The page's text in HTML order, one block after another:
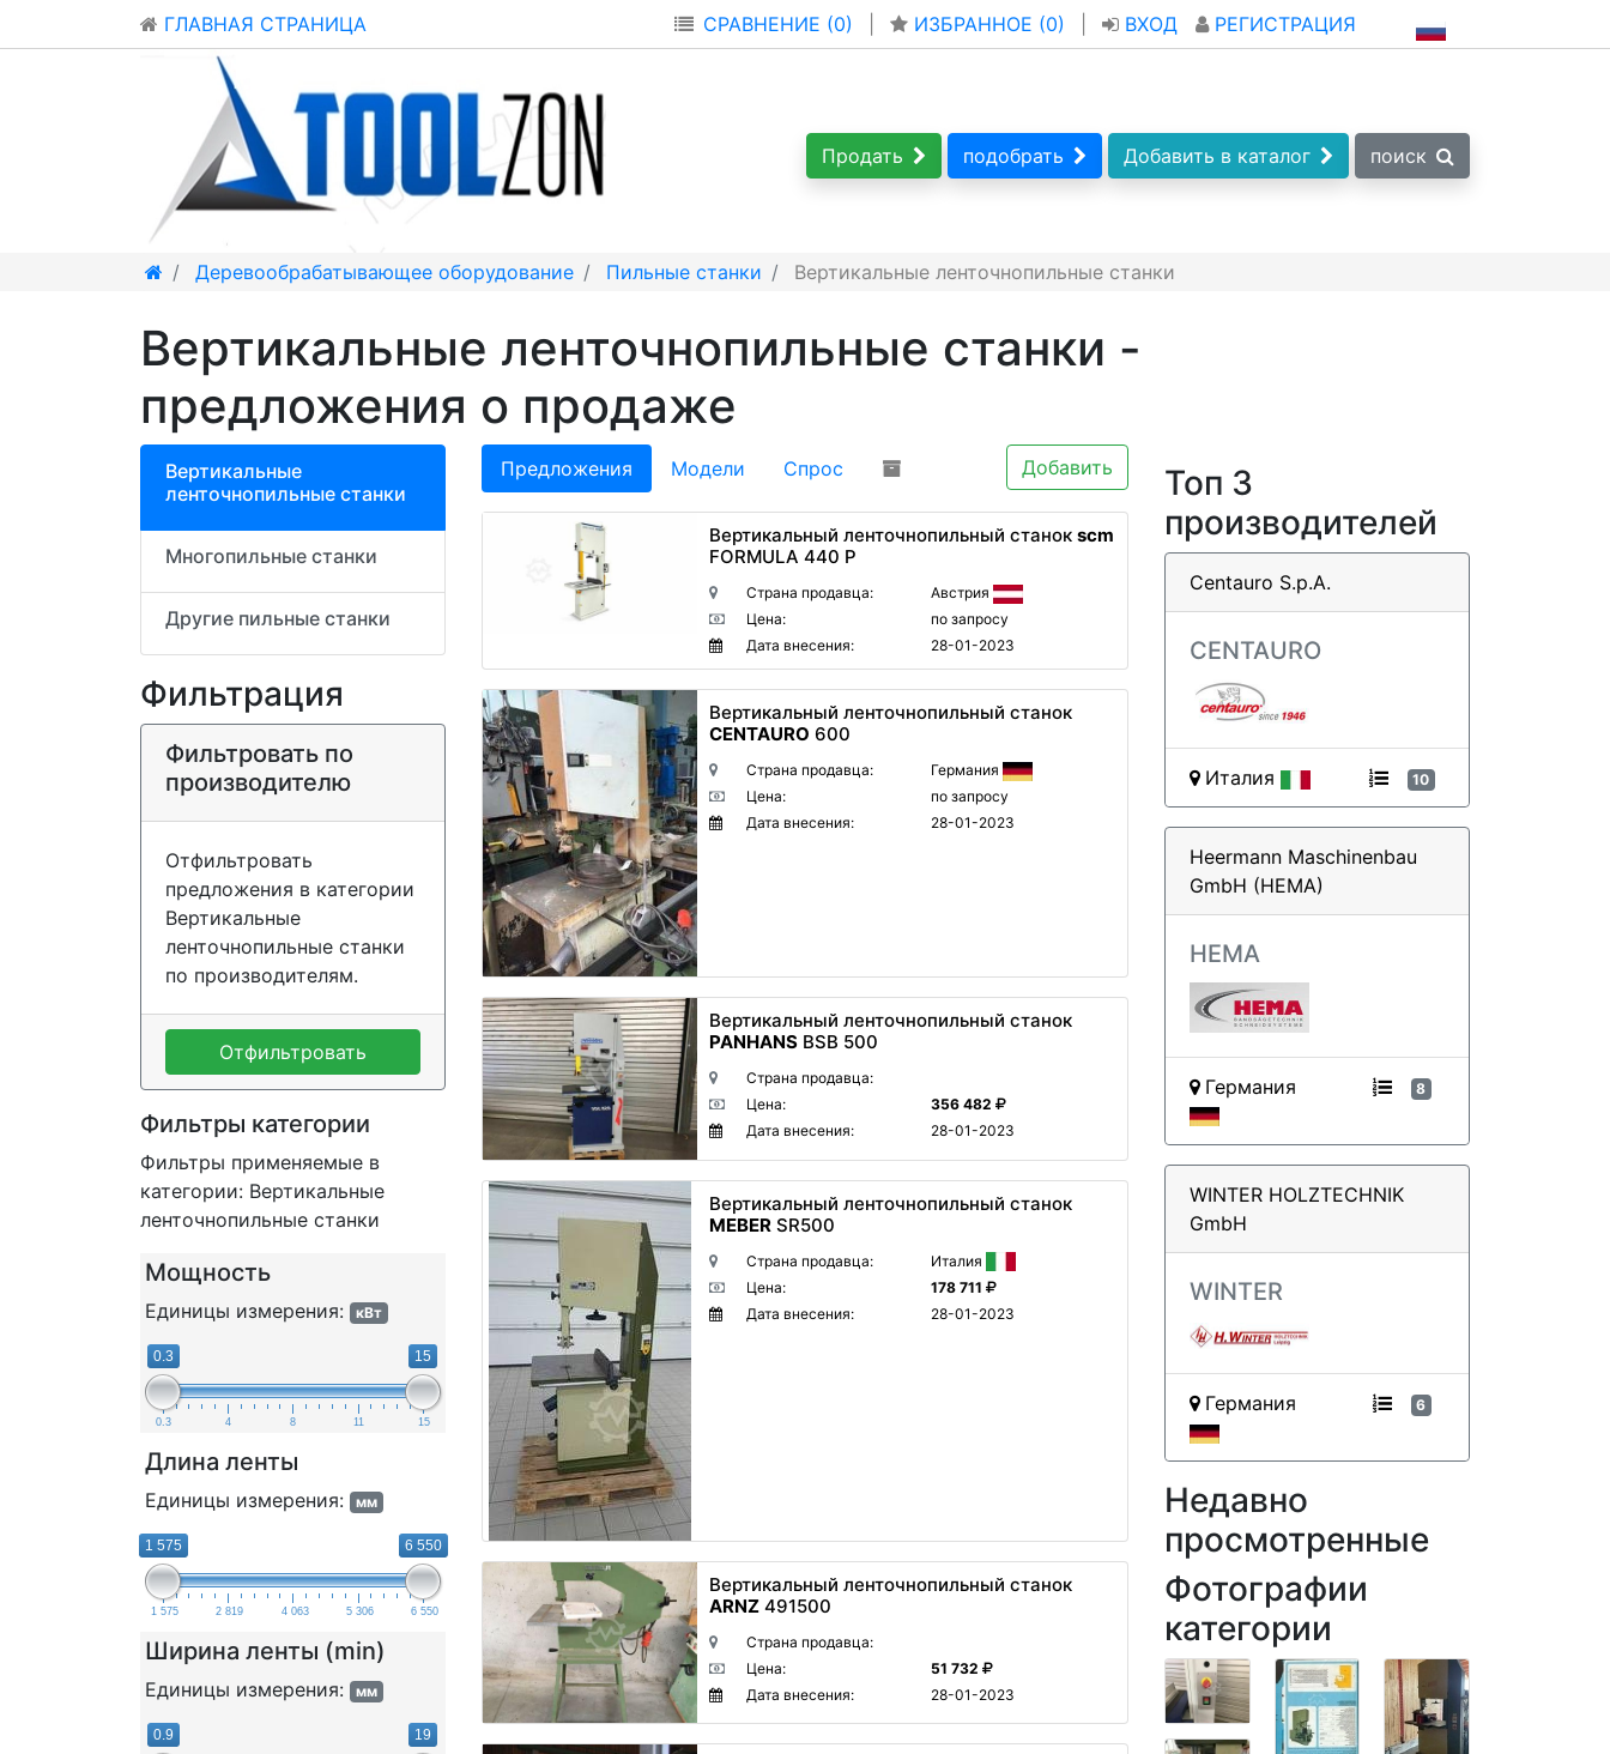
ГЛАВНАЯ СТРАНИЦА СРАВНЕНИЕ (0) ИЗБРАННОЕ (0) ВХОД РЕГИСТРАЦИЯ
Продать подобрать Добавить в каталог поиск
Деревообрабатывающее оборудование Пильные станки Вертикальные ленточнопильные станки
Вертикальные ленточнопильные станки -
предложения о продаже
Вертикальные
ленточнопильные станки
Многопильные станки
Другие пильные станки
Фильтрация
Фильтровать по
производителю
Отфильтровать
предложения в категории
Вертикальные
ленточнопильные станки
по производителям.
Отфильтровать
Фильтры категории
Фильтры применяемые в
категории: Вертикальные
ленточнопильные станки
Мощность
Единицы измерения: кВт
0.3 15
0.3 4 8 11 15
Длина ленты
Единицы измерения: мм
1 575 6 550
1 575 2 819 4 063 5 306 6 550
Ширина ленты (min)
Единицы измерения: мм
0.9 19
Предложения Модели Спрос Добавить
Вертикальный ленточнопильный станокscm
FORMULA 440 P
Страна продавца:
Австрия
Цена:
по запросу
Дата внесения:
28-01-2023
Вертикальный ленточнопильный станок
CENTAURO 600
Страна продавца:
Германия
Цена:
по запросу
Дата внесения:
28-01-2023
Вертикальный ленточнопильный станок
PANHANS BSB 500
Страна продавца:
Цена:
356 482
Дата внесения:
28-01-2023
Вертикальный ленточнопильный станок
MEBER SR500
Страна продавца:
Италия
Цена:
178 711
Дата внесения:
28-01-2023
Вертикальный ленточнопильный станок
ARNZ 491500
Страна продавца:
Цена:
51 732
Дата внесения:
28-01-2023
Топ 3
производителей
Centauro S.p.A.
CENTAURO
Италия 10
Heermann Maschinenbau
GmbH (HEMA)
HEMA
Германия 8
WINTER HOLZTECHNIK
GmbH
WINTER
Германия 6
Недавно
просмотренные
Фотографии
категории